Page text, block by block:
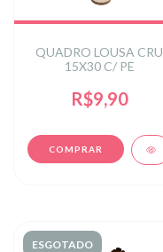
QUADRO LOUSA CRU
15X30 C/ PE
R$9,90
ESGOTADO